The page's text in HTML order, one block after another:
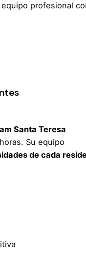
profesional
Santa Teresa
Su equipo
de cada